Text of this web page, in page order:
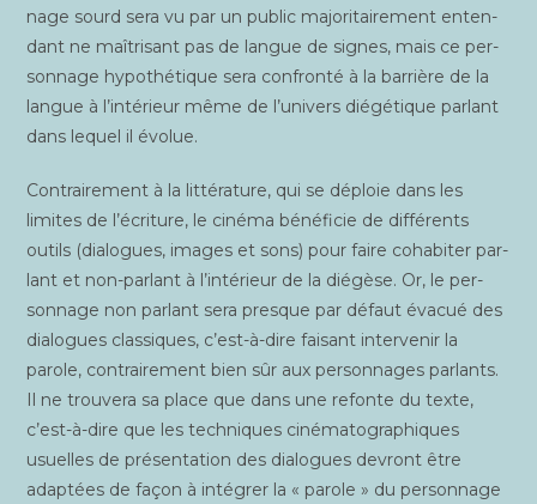
nage sourd sera vu par un public majo­ri­tai­re­ment enten­
dant ne maî­tri­sant pas de langue de signes, mais ce per­
son­nage hypo­thé­tique sera confron­té à la bar­rière de la
langue à l’intérieur même de l’univers dié­gé­tique par­lant
dans lequel il évolue.
Contrai­re­ment à la lit­té­ra­ture, qui se déploie dans les
limites de l’écriture, le ciné­ma béné­fi­cie de dif­fé­rents
outils (dia­logues, images et sons) pour faire coha­bi­ter par­
lant et non-par­lant à l’intérieur de la dié­gèse. Or, le per­
son­nage non par­lant sera presque par défaut éva­cué des
dia­logues clas­siques, c’est-à-dire fai­sant inter­ve­nir la
parole, contrai­re­ment bien sûr aux per­son­nages par­lants.
Il ne trou­ve­ra sa place que dans une refonte du texte,
c’est-à-dire que les tech­niques ciné­ma­to­gra­phiques
usuelles de pré­sen­ta­tion des dia­logues devront être
adap­tées de façon à inté­grer la « parole » du per­son­nage